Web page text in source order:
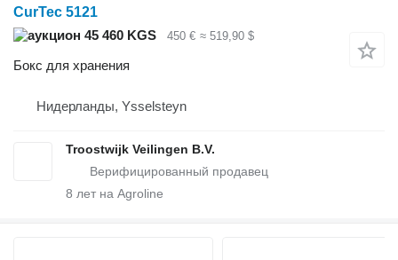
CurTec 5121
45 460 KGS
450 € ≈ 519,90 $
Бокс для хранения
Нидерланды, Ysselsteyn
Troostwijk Veilingen B.V.
8 лет на Agroline